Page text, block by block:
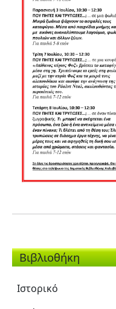
Βιβλιοθήκη
Ιστορικό